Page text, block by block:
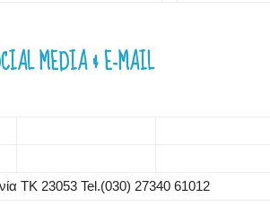
MEDIA & E-MAIL
ΤΚ 23053 Tel.(030) 27340 61012